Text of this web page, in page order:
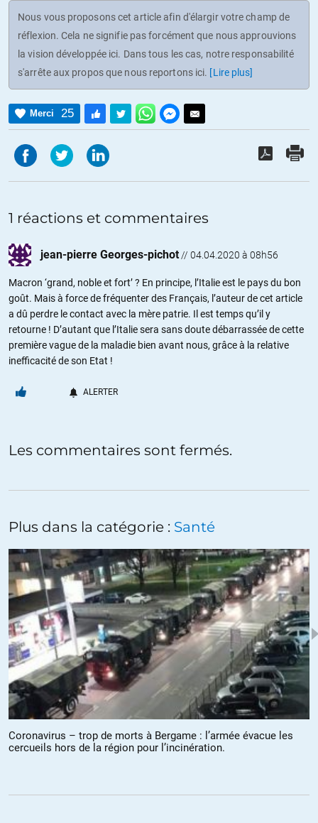
Nous vous proposons cet article afin d'élargir votre champ de
réflexion. Cela ne signifie pas forcément que nous approuvions
la vision développée ici. Dans tous les cas, notre responsabilité
s'arrête aux propos que nous reportons ici. [Lire plus]
Merci 25
1 réactions et commentaires
jean-pierre Georges-pichot // 04.04.2020 à 08h56
Macron ‘grand, noble et fort’ ? En principe, l’Italie est le pays du bon
goût. Mais à force de fréquenter des Français, l’auteur de cet article
a dû perdre le contact avec la mère patrie. Il est temps qu’il y
retourne ! D’autant que l’Italie sera sans doute débarrassée de cette
première vague de la maladie bien avant nous, grâce à la relative
inefficacité de son Etat !
ALERTER
Les commentaires sont fermés.
Plus dans la catégorie : Santé
Coronavirus – trop de morts à Bergame : l’armée évacue les
cercueils hors de la région pour l’incinération.